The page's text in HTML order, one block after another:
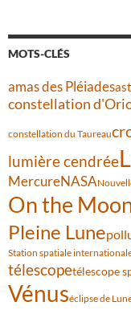
MOTS-CLÉS
amas des Pléiades
constellation
constellation du Taureau
lumière cendrée
MercureNASA
On the
Pleine Lune
Station spatiale
télescopetélescope
Vénuséclipse de